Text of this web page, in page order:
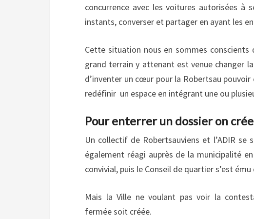
concurrence avec les voitures autorisées à
instants, converser et partager en ayant les
Cette situation nous en sommes
grand terrain y attenant est venue changer
d’inventer un cœur pour la Robertsau
redéfinir un espace en intégrant une ou
Pour enterrer un dossier on
Un collectif de Robertsauviens et l’ADIR se
également réagi auprès de la municipalité
convivial, puis le Conseil de quartier s’est
Mais la Ville ne voulant pas voir la
fermée soit créée.